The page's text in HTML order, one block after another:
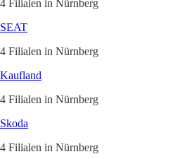
4 Filialen in Nürnberg
SEAT
4 Filialen in Nürnberg
Kaufland
4 Filialen in Nürnberg
Skoda
4 Filialen in Nürnberg